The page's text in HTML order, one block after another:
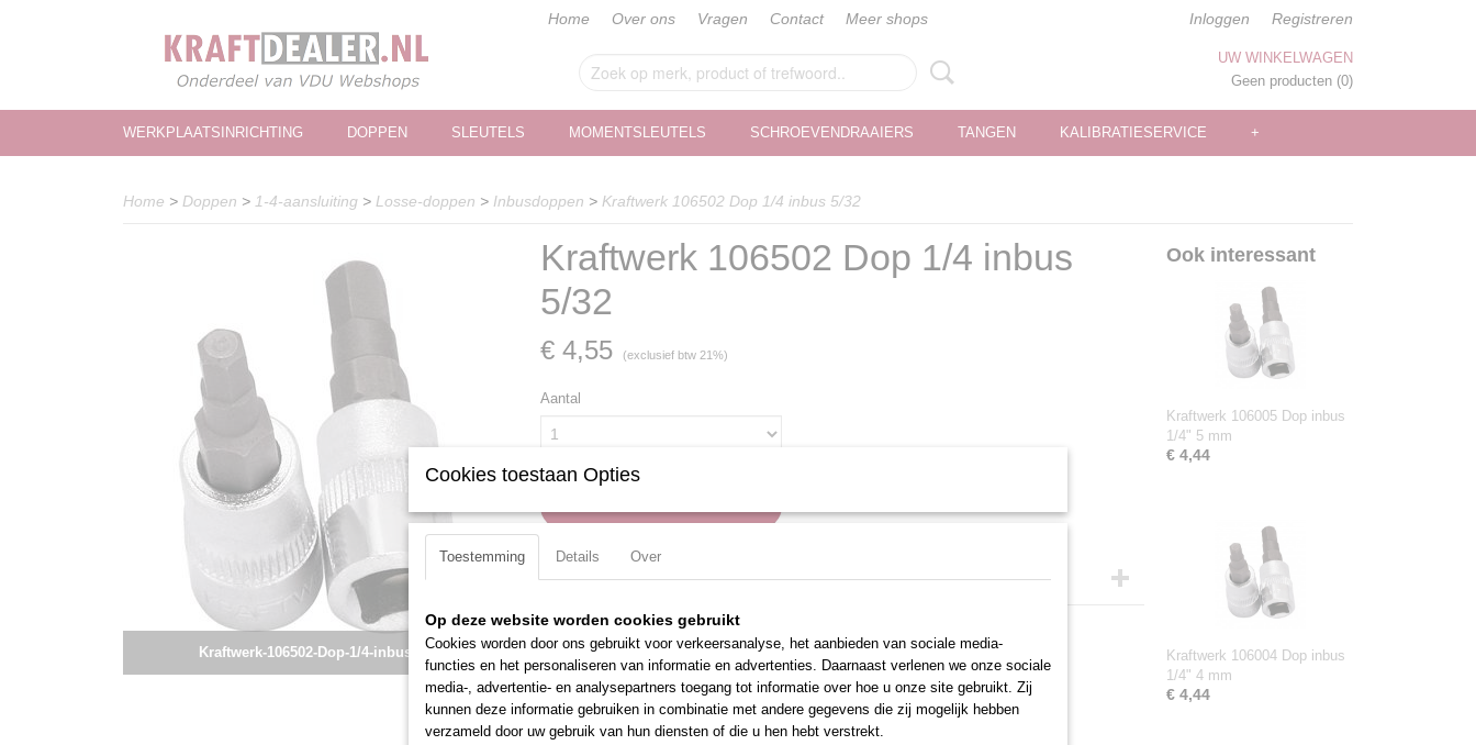
Home Over ons Vragen Contact Meer shops Inloggen Registreren
UW WINKELWAGEN
Geen producten (0)
WERKPLAATSINRICHTING DOPPEN SLEUTELS MOMENTSLEUTELS SCHROEVENDRAAIERS TANGEN KALIBRATIESERVICE +
Home > Doppen > 1-4-aansluiting > Losse-doppen > Inbusdoppen > Kraftwerk 106502 Dop 1/4 inbus 5/32
Kraftwerk-106502-Dop-1/4-inbus-5/32
Kraftwerk 106502 Dop 1/4 inbus
5/32
€ 4,55 (exclusief btw 21%)
Aantal
Specificaties
Productcode
EAN code
7612206001359
Productcode leverancier
106502
Ook interessant
Kraftwerk 106005 Dop inbus
1/4" 5 mm
€ 4,44
Kraftwerk 106004 Dop inbus
1/4" 4 mm
€ 4,44
Cookies toestaan Opties
Toestemming Details Over
Op deze website worden cookies gebruikt
Cookies worden door ons gebruikt voor verkeersanalyse, het aanbieden van sociale media-
functies en het personaliseren van informatie en advertenties. Daarnaast verlenen we onze sociale
media-, advertentie- en analysepartners toegang tot informatie over hoe u onze site gebruikt. Zij
kunnen deze informatie gebruiken in combinatie met andere gegevens die zij mogelijk hebben
verzameld door uw gebruik van hun diensten of die u hen hebt verstrekt.